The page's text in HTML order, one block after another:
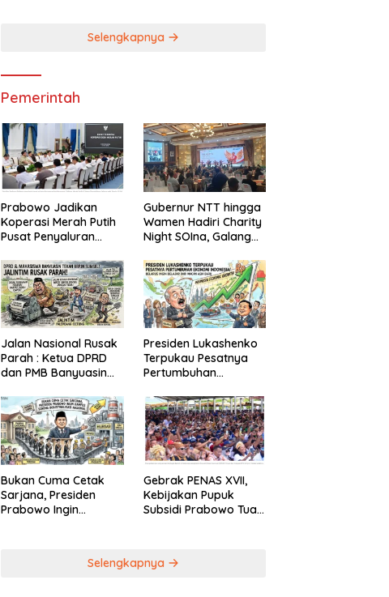
Selengkapnya
Pemerintah
Prabowo Jadikan
Koperasi Merah Putih
Pusat Penyaluran
Pemerintah
Gubernur NTT hingga
Wamen Hadiri Charity
Night SOIna, Galang
Jalan Nasional Rusak
Parah : Ketua DPRD
dan PMB Banyuasin
Presiden Lukashenko
Terpukau Pesatnya
Pertumbuhan
Bukan Cuma Cetak
Sarjana, Presiden
Prabowo Ingin
Gebrak PENAS XVII,
Kebijakan Pupuk
Subsidi Prabowo Tuai
Selengkapnya